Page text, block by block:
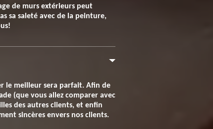
de murs extérieurs peut
sa saleté avec de la peinture,
le meilleur sera parfait. Afin de
(que vous allez comparer avec
des autres clients, et enfin
sincères envers nos clients.